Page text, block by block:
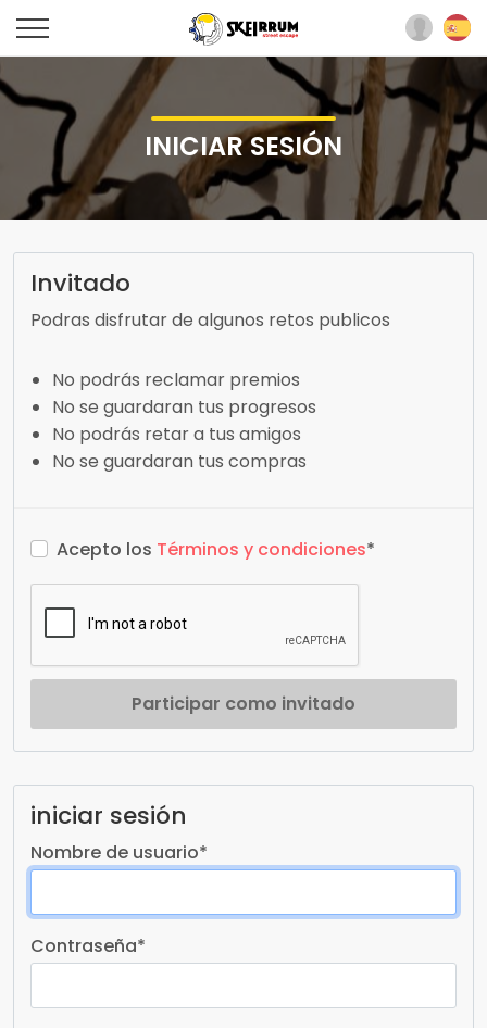
INICIAR SESIÓN
Invitado
Podras disfrutar de algunos retos publicos
No podrás reclamar premios
No se guardaran tus progresos
No podrás retar a tus amigos
No se guardaran tus compras
Acepto los Términos y condiciones*
Participar como invitado
iniciar sesión
Nombre de usuario*
Contraseña*